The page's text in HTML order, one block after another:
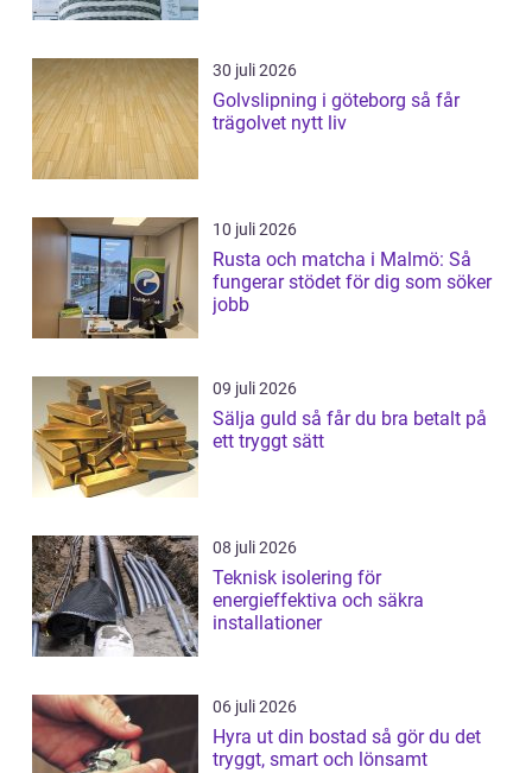
30 juli 2026
Golvslipning i göteborg så får
trägolvet nytt liv
10 juli 2026
Rusta och matcha i Malmö: Så
fungerar stödet för dig som söker
jobb
09 juli 2026
Sälja guld så får du bra betalt på
ett tryggt sätt
08 juli 2026
Teknisk isolering för
energieffektiva och säkra
installationer
06 juli 2026
Hyra ut din bostad så gör du det
tryggt, smart och lönsamt